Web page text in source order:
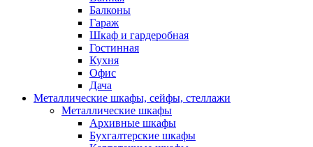
Балконы
Гараж
Шкаф и гардеробная
Гостинная
Кухня
Офис
Дача
Металлические шкафы, сейфы, стеллажи
Металлические шкафы
Архивные шкафы
Бухгалтерские шкафы